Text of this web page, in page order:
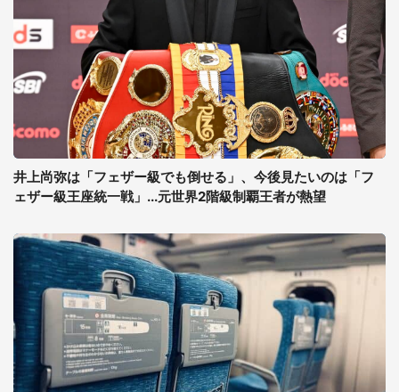
井上尚弥は「フェザー級でも倒せる」、今後見たいのは「フ
ェザー級王座統一戦」...元世界2階級制覇王者が熱望